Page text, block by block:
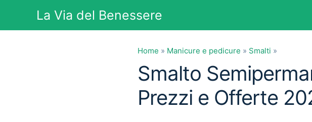
contenuto
La Via del Benessere
Home » Manicure e pedicure » Smalti »
Smalto
Prezzi e Offerte